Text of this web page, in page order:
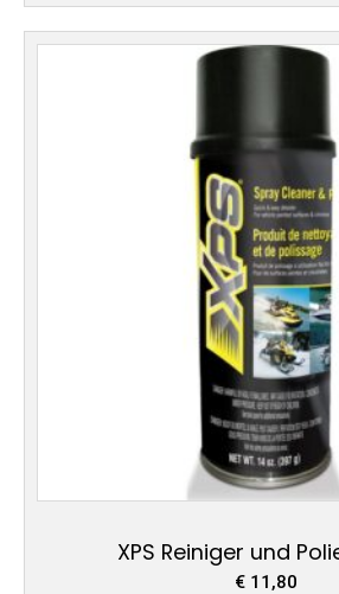
XPS Reiniger und
€11,80